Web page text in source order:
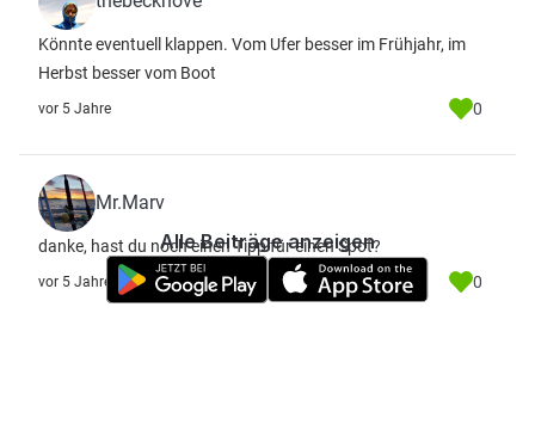
Könnte eventuell klappen. Vom Ufer besser im Frühjahr, im
Herbst besser vom Boot
vor 5 Jahre 0
Mr.Marv
danke, hast du noch einen Tipp für einen Spot?
vor 5 Jahre 0
Alle Beiträge anzeigen